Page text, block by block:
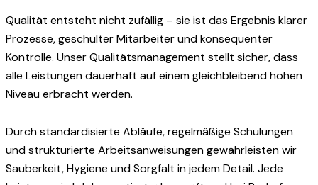
Qualität entsteht nicht zufällig – sie ist das Ergebnis klarer
Prozesse, geschulter Mitarbeiter und konsequenter
Kontrolle. Unser Qualitätsmanagement stellt sicher, dass
alle Leistungen dauerhaft auf einem gleichbleibend hohen
Niveau erbracht werden.
Durch standardisierte Abläufe, regelmäßige Schulungen
und strukturierte Arbeitsanweisungen gewährleisten wir
Sauberkeit, Hygiene und Sorgfalt in jedem Detail. Jede